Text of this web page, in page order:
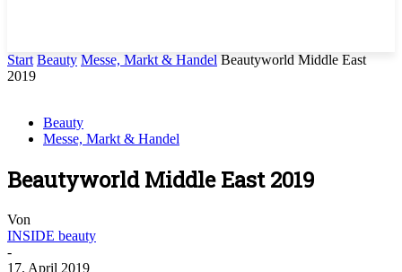
Start Beauty Messe, Markt & Handel Beautyworld Middle East
2019
Beauty
Messe, Markt & Handel
Beautyworld Middle East 2019
Von
INSIDE beauty
-
17. April 2019